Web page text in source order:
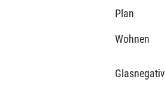
Plan
Wohnen
Glasnegativ